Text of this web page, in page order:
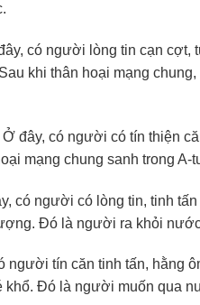
có người lòng tin cạn cợt,
khi thân hoại mạng
đây, có người có tín thiện
mạng chung sanh trong
có người có lòng tin, tinh
Đó là người ra khỏi
tín căn tinh tấn, hằng
khổ. Đó là người muốn qua